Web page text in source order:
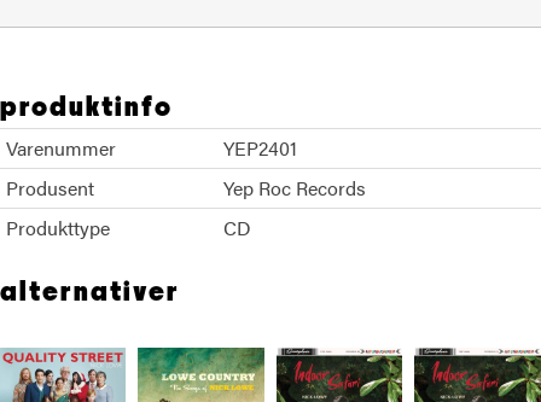
produktinfo
Varenummer
YEP2401
Produsent
Yep Roc Records
Produkttype
CD
alternativer